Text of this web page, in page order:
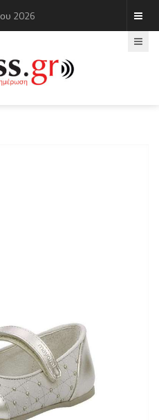
2026